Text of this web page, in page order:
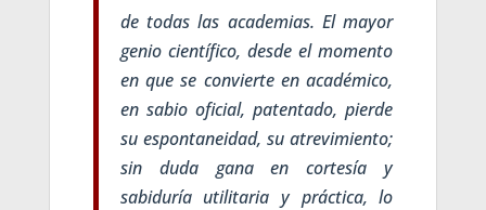
de todas las academias. El mayor
genio científico, desde el momento
en que se convierte en académico,
en sabio oficial, patentado, pierde
su espontaneidad, su atrevimiento;
sin duda gana en cortesía y
sabiduría utilitaria y práctica, lo